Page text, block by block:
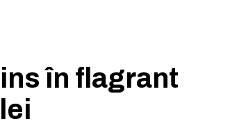
în flagrant